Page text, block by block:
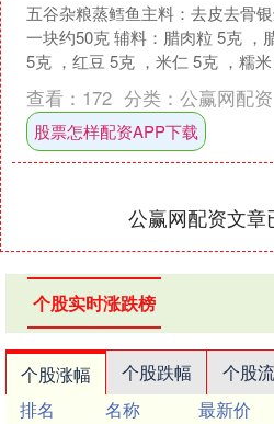
五谷杂粮蒸鳕鱼主料：去皮去骨
一块约50克 辅料：腊肉粒 5克 ，
5克 ，红豆 5克 ，米仁 5克 ，糯
，玉米粒 5克 ，小米 5克 ，....
查看： 172 分类： 公赢网配资
股票怎样配资APP下载
公赢网配资文章
个股实时涨跌榜
个股涨幅 个股跌幅 个股
排名
名称 最新价